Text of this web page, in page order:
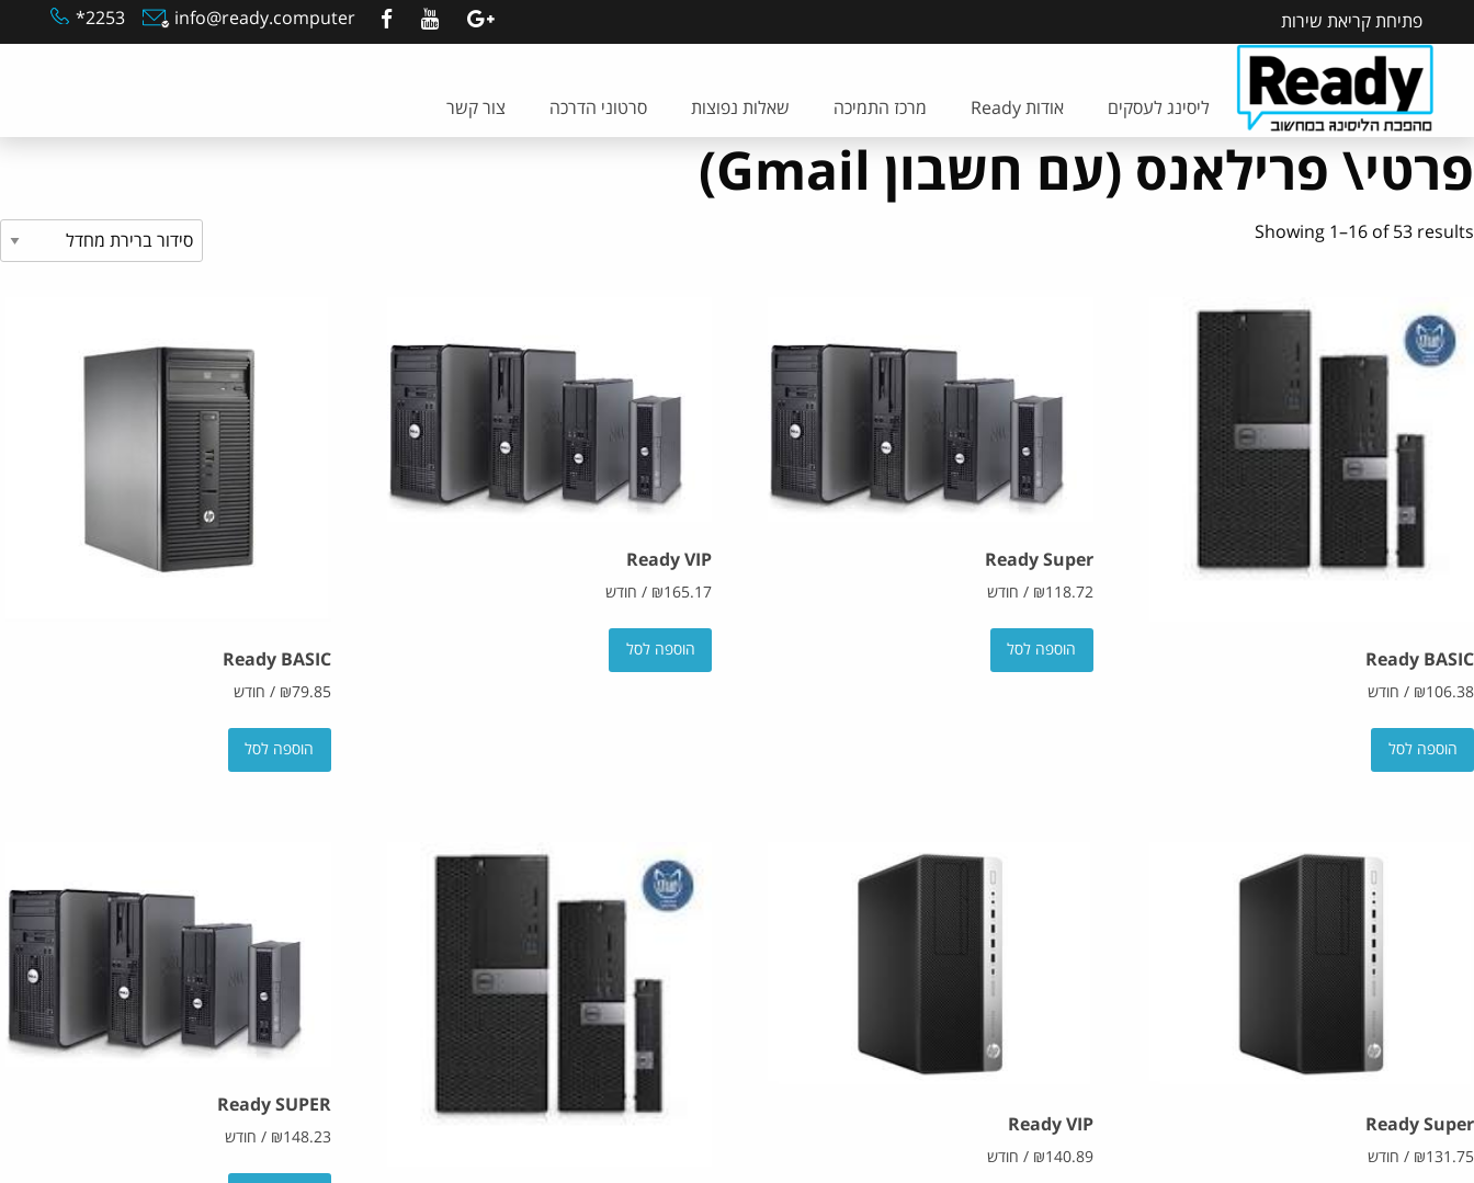
פתיחת קריאת שירות 2253* info@ready.computer
ליסינג לעסקים אודות Ready מרכז התמיכה שאלות נפוצות סרטוני הדרכה צור קשר
פרטי\ פרילאנס (עם חשבון Gmail)
Showing 1–16 of 53 results
Ready BASIC
₪106.38
/ חודש
הוספה לסל
Ready Super
₪118.72
/ חודש
הוספה לסל
Ready VIP
₪165.17
/ חודש
הוספה לסל
Ready BASIC
₪79.85
/ חודש
הוספה לסל
Ready Super
₪131.75
/ חודש
Ready VIP
₪140.89
/ חודש
Ready SUPER
₪148.23
/ חודש